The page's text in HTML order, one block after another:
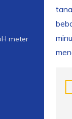
meter